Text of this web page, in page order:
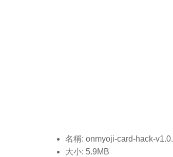
名稱: onmyoji-card-hack-v1.0.
大小: 5.9MB